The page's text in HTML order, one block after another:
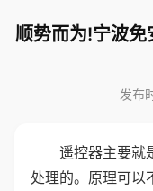
顺势而为!宁波
发布
遥控器主要就
处理的。原理可以